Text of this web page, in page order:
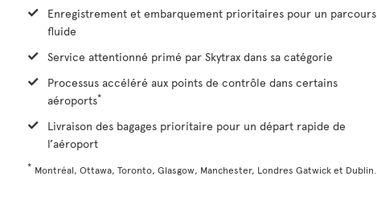
Enregistrement et embarquement prioritaires pour un parcours
fluide
Service attentionné primé par Skytrax dans sa catégorie
Processus accéléré aux points de contrôle dans certains
aéroports*
Livraison des bagages prioritaire pour un départ rapide de
l’aéroport
* Montréal, Ottawa, Toronto, Glasgow, Manchester, Londres Gatwick et Dublin.